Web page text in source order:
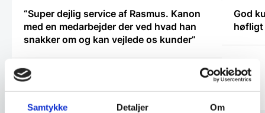
Samtykke Detaljer Om
“Super dejlig service af Rasmus. Kanon
med en medarbejder der ved hvad han
snakker om og kan vejlede os kunder”
Arden selskabslokaler
God
høfligt
Kaj